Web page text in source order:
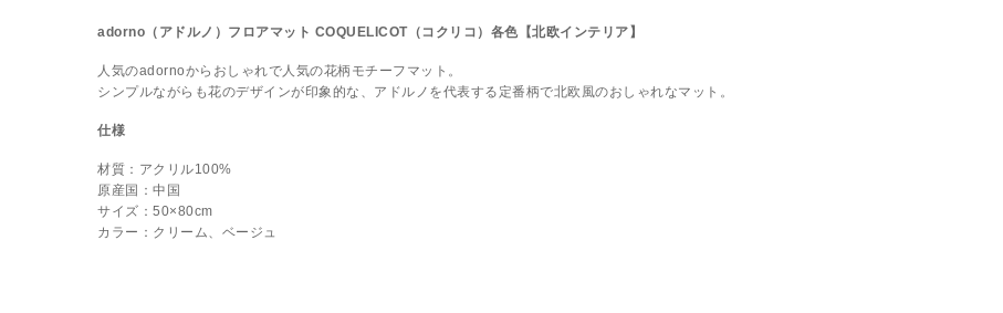
adorno（アドルノ）フロアマット COQUELICOT（コクリコ）各色【北欧インテリア】
人気のadornoからおしゃれで人気の花柄モチーフマット。
シンプルながらも花のデザインが印象的な、アドルノを代表する定番柄で北欧風のおしゃれなマット。
仕様
材質：アクリル100%
原産国：中国
サイズ：50×80cm
カラー：クリーム、ベージュ